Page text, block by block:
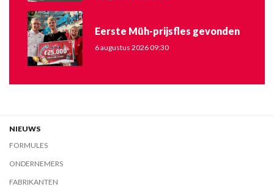
Eerste Müh-prijsfles gevonden
6 augustus 2026 09:30
NIEUWS
FORMULES
ONDERNEMERS
FABRIKANTEN